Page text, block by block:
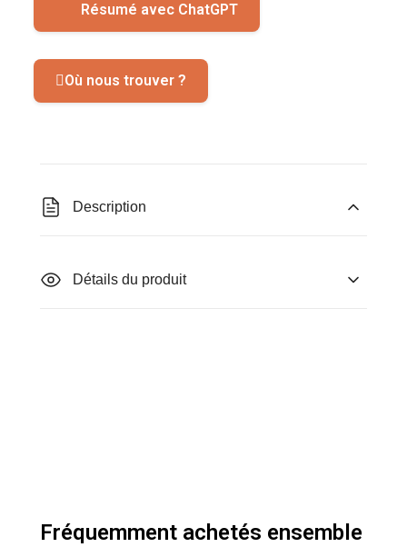
Résumé avec ChatGPT
Où nous trouver ?
Description
Détails du produit
Fréquemment achetés ensemble